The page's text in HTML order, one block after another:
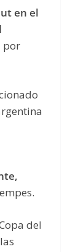
en el
por
del